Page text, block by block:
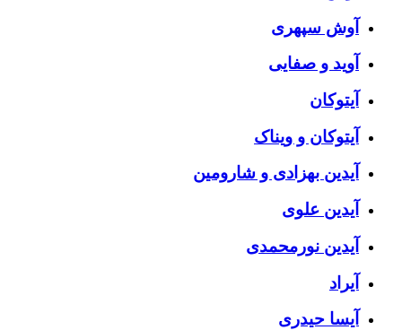
آوش سپهری
آوید و صفایی
آیتوکان
آیتوکان و ویناک
آیدین بهزادی و شارومین
آیدین علوی
آیدین نورمحمدی
آیراد
آیسا حیدری